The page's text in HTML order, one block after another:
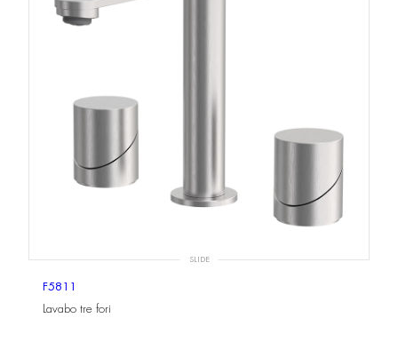
SLIDE
F5811
Lavabo tre fori